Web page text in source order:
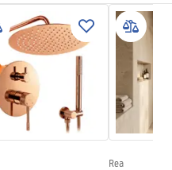
Átlátszó 6mm
Tolható
A zuhanytálcán vagy a padlón
2005 mm
Univerzális
24 Hónap
Igen, az üveg egyik oldalán
Rea